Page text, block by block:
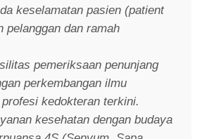
keselamatan pasien (patient
pelanggan dan ramah
pemeriksaan penunjang
perkembangan ilmu
kedokteran terkini.
kesehatan dengan budaya